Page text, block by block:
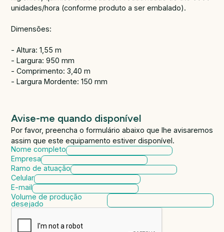
unidades/hora (conforme produto a ser embalado).
Dimensões:
- Altura: 1,55 m
- Largura: 950 mm
- Comprimento: 3,40 m
- Largura Mordente: 150 mm
Avise-me quando disponível
Por favor, preencha o formulário abaixo que lhe avisaremos
assim que este equipamento estiver disponível.
Nome completo
Empresa
Ramo de atuação
Celular
E-mail
Volume de produção
desejado